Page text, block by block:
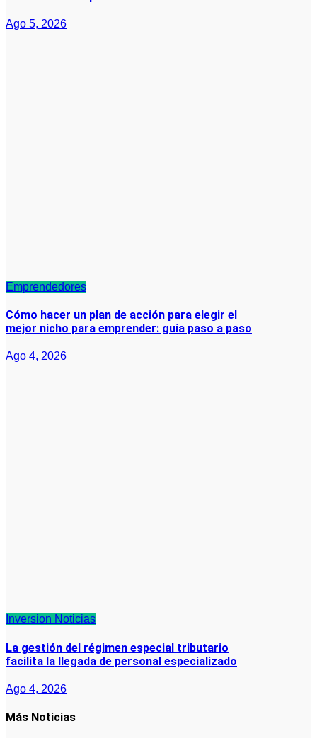
Ago 5, 2026
Emprendedores
Cómo hacer un plan de acción para elegir el
mejor nicho para emprender: guía paso a paso
Ago 4, 2026
Inversion Noticias
La gestión del régimen especial tributario
facilita la llegada de personal especializado
Ago 4, 2026
Más Noticias